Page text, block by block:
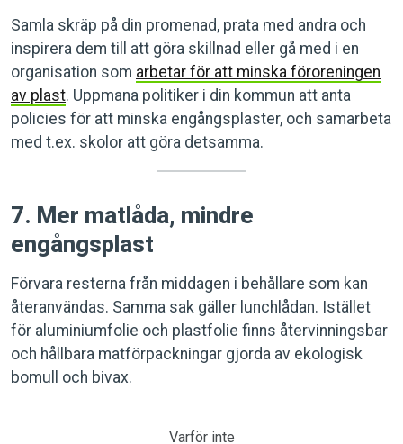
Samla skräp på din promenad, prata med andra och
inspirera dem till att göra skillnad eller gå med i en
organisation som arbetar för att minska föroreningen
av plast. Uppmana politiker i din kommun att anta
policies för att minska engångsplaster, och samarbeta
med t.ex. skolor att göra detsamma.
7. Mer matlåda, mindre
engångsplast
Förvara resterna från middagen i behållare som kan
återanvändas. Samma sak gäller lunchlådan. Istället
för aluminiumfolie och plastfolie finns återvinningsbar
och hållbara matförpackningar gjorda av ekologisk
bomull och bivax.
Varför inte